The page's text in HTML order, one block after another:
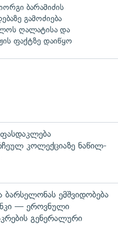
ბარამიძის
გამოძიება
ღალატისა და
ფაქტზე დაიწყო
კოლექციაზე ნაწილ-
ბარსელონას ემშვიდობება
— ეროვნული
გენერალური